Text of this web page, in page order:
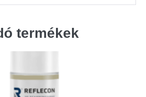
termékek